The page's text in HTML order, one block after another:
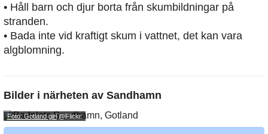
• Håll barn och djur borta från skumbildningar på
stranden.
• Bada inte vid kraftigt skum i vattnet, det kan vara
algblomning.
Bilder i närheten av Sandhamn
Foto: Gotland girl@Flickr.